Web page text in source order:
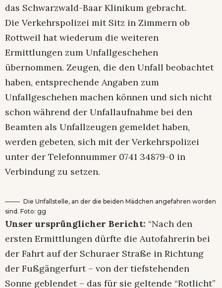
das Schwarzwald-Baar Klinikum gebracht.
Die Verkehrspolizei mit Sitz in Zimmern ob
Rottweil hat wiederum die weiteren
Ermittlungen zum Unfallgeschehen
übernommen. Zeugen, die den Unfall beobachtet
haben, entsprechende Angaben zum
Unfallgeschehen machen können und sich nicht
schon während der Unfallaufnahme bei den
Beamten als Unfallzeugen gemeldet haben,
werden gebeten, sich mit der Verkehrspolizei
unter der Telefonnummer 0741 34879-0 in
Verbindung zu setzen.
Die Unfallstelle, an der die beiden Mädchen angefahren worden
sind. Foto: gg
Unser ursprünglicher Bericht: “Nach den
ersten Ermittlungen dürfte die Autofahrerin bei
der Fahrt auf der Schuraer Straße in Richtung
der Fußgängerfurt – von der tiefstehenden
Sonne geblendet – das für sie geltende “Rotlicht”